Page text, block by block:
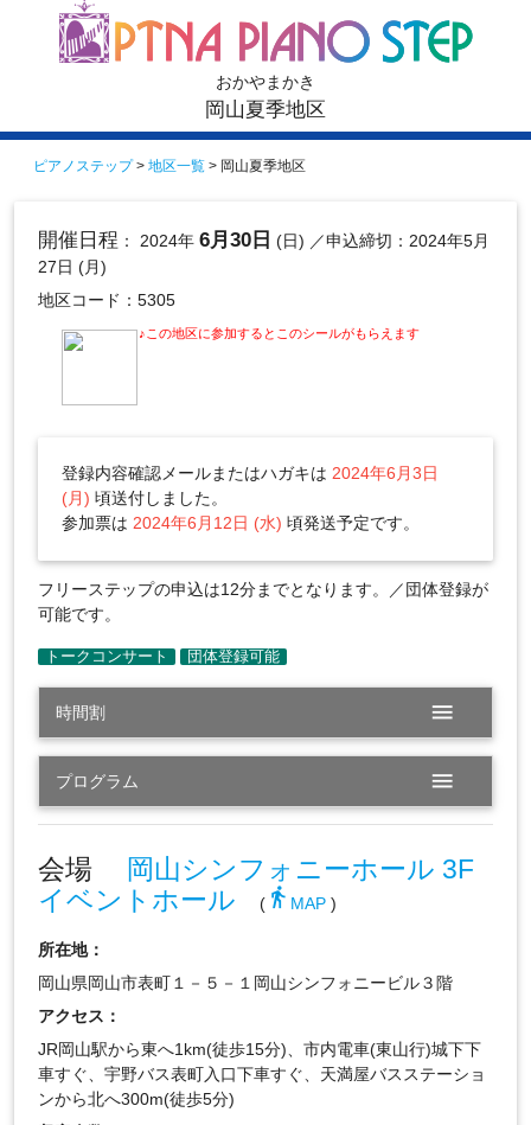
おかやまかき
岡山夏季地区
ピアノステップ> 地区一覧 > 岡山夏季地区
開催日程 ： 2024年 6月30日 (日) ／申込締切：2024年5月
27日 (月)
地区コード：5305
♪この地区に参加するとこのシールがもらえます
登録内容確認メールまたはハガキは 2024年6月3日
(月) 頃送付しました。
参加票は 2024年6月12日 (水) 頃発送予定です。
フリーステップの申込は12分までとなります。／団体登録が
可能です。
時間割 menu
プログラム menu
会場
岡山シンフォニーホール 3F
イベントホール
(directions_walk MAP)
所在地：
岡山県岡山市表町１－５－１岡山シンフォニービル３階
アクセス：
JR岡山駅から東へ1km(徒歩15分)、市内電車(東山行)城下下
車すぐ、宇野バス表町入口下車すぐ、天満屋バスステーショ
ンから北へ300m(徒歩5分)